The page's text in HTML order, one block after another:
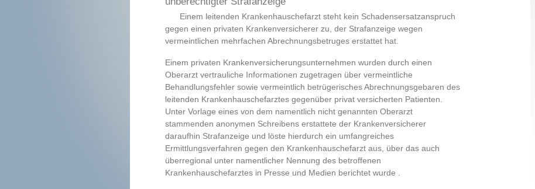
Einem leitenden Krankenhauschefarzt steht kein Schadensersatzanspruch
gegen einen privaten Krankenversicherer zu, der Strafanzeige wegen
vermeintlichen mehrfachen Abrechnungsbetruges erstattet hat.
Einem privaten Krankenversicherungsunternehmen wurden durch einen
Oberarzt vertrauliche Informationen zugetragen über vermeintliche
Behandlungsfehler sowie vermeintlich betrügerisches Abrechnungsgebaren des
leitenden Krankenhauschefarztes gegenüber privat versicherten Patienten.
Unter Vorlage eines von dem namentlich nicht genannten Oberarzt
stammenden anonymen Schreibens erstattete der Krankenversicherer
daraufhin Strafanzeige und löste hierdurch ein umfangreiches
Ermittlungsverfahren gegen den Krankenhauschefarzt aus, über das auch
überregional unter namentlicher Nennung des betroffenen
Krankenhauschefarztes in Presse und Medien berichtet wurde .